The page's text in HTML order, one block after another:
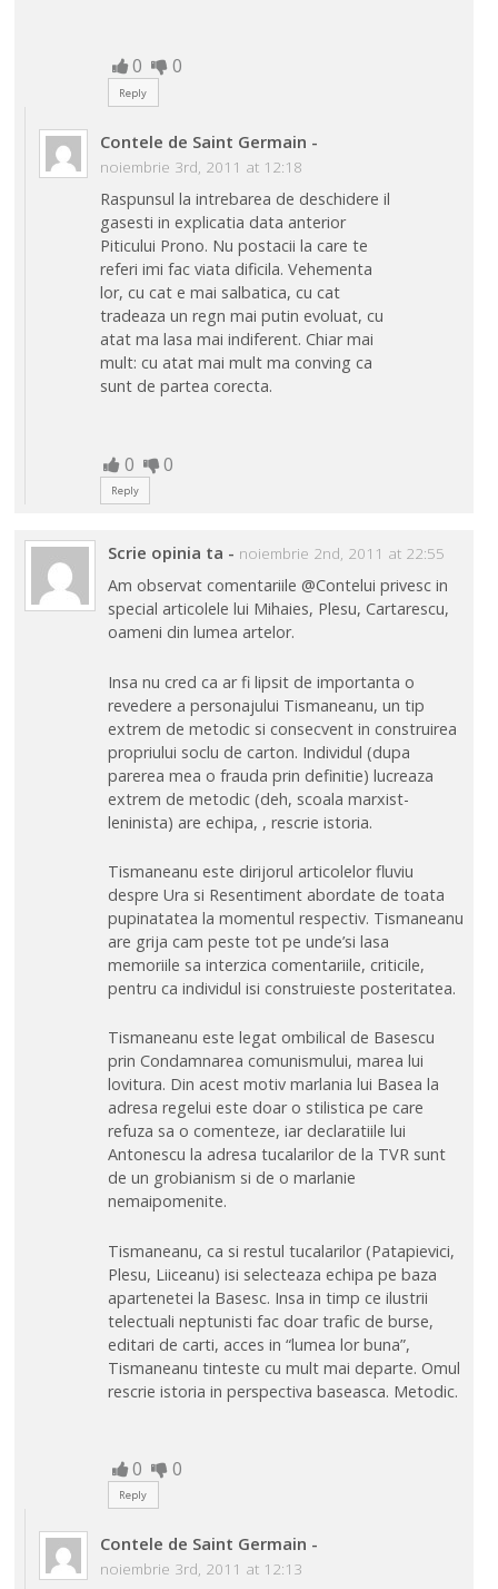
0 0
Reply
Contele de Saint Germain -
noiembrie 3rd, 2011 at 12:18
Raspunsul la intrebarea de deschidere il
gasesti in explicatia data anterior
Piticului Prono. Nu postacii la care te
referi imi fac viata dificila. Vehementa
lor, cu cat e mai salbatica, cu cat
tradeaza un regn mai putin evoluat, cu
atat ma lasa mai indiferent. Chiar mai
mult: cu atat mai mult ma conving ca
sunt de partea corecta.
0 0
Reply
Scrie opinia ta - noiembrie 2nd, 2011 at 22:55
Am observat comentariile @Contelui privesc in
special articolele lui Mihaies, Plesu, Cartarescu,
oameni din lumea artelor.
Insa nu cred ca ar fi lipsit de importanta o
revedere a personajului Tismaneanu, un tip
extrem de metodic si consecvent in construirea
propriului soclu de carton. Individul (dupa
parerea mea o frauda prin definitie) lucreaza
extrem de metodic (deh, scoala marxist-
leninista) are echipa, , rescrie istoria.
Tismaneanu este dirijorul articolelor fluviu
despre Ura si Resentiment abordate de toata
pupinatatea la momentul respectiv. Tismaneanu
are grija cam peste tot pe unde’si lasa
memoriile sa interzica comentariile, criticile,
pentru ca individul isi construieste posteritatea.
Tismaneanu este legat ombilical de Basescu
prin Condamnarea comunismului, marea lui
lovitura. Din acest motiv marlania lui Basea la
adresa regelui este doar o stilistica pe care
refuza sa o comenteze, iar declaratiile lui
Antonescu la adresa tucalarilor de la TVR sunt
de un grobianism si de o marlanie
nemaipomenite.
Tismaneanu, ca si restul tucalarilor (Patapievici,
Plesu, Liiceanu) isi selecteaza echipa pe baza
apartenetei la Basesc. Insa in timp ce ilustrii
telectuali neptunisti fac doar trafic de burse,
editari de carti, acces in “lumea lor buna”,
Tismaneanu tinteste cu mult mai departe. Omul
rescrie istoria in perspectiva baseasca. Metodic.
0 0
Reply
Contele de Saint Germain -
noiembrie 3rd, 2011 at 12:13